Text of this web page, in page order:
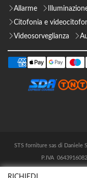
Allarme
Citofonia e
Videosorveglianza
STS forniture sas di Daniele
P.IVA